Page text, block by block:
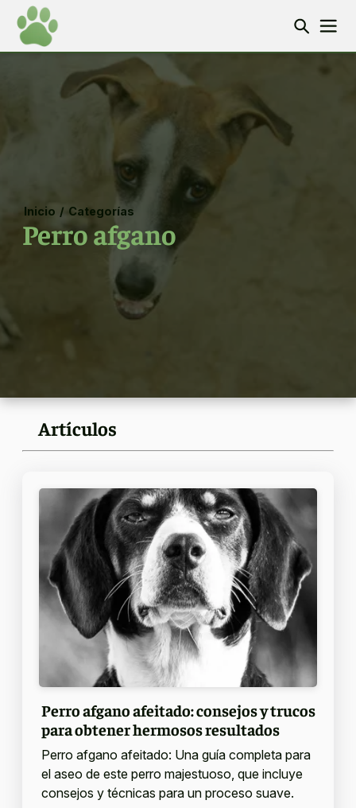
Inicio / Categorías
Perro afgano
Artículos
Perro afgano afeitado: consejos y trucos
para obtener hermosos resultados
Perro afgano afeitado: Una guía completa para
el aseo de este perro majestuoso, que incluye
consejos y técnicas para un proceso suave.